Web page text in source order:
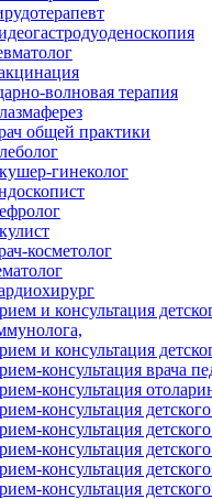
волновая терапия
общей практики
гинеколог
косметолог
и консультация
и консультация
консультация врача
консультация
консультация
консультация
консультация
консультация
консультация